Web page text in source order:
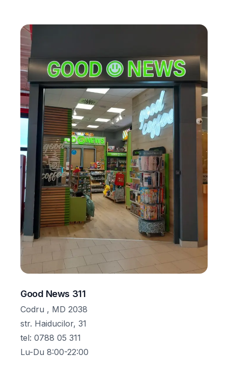
Good News 311
Codru , MD 2038
str. Haiducilor, 31
tel: 0788 05 311
Lu-Du 8:00-22:00